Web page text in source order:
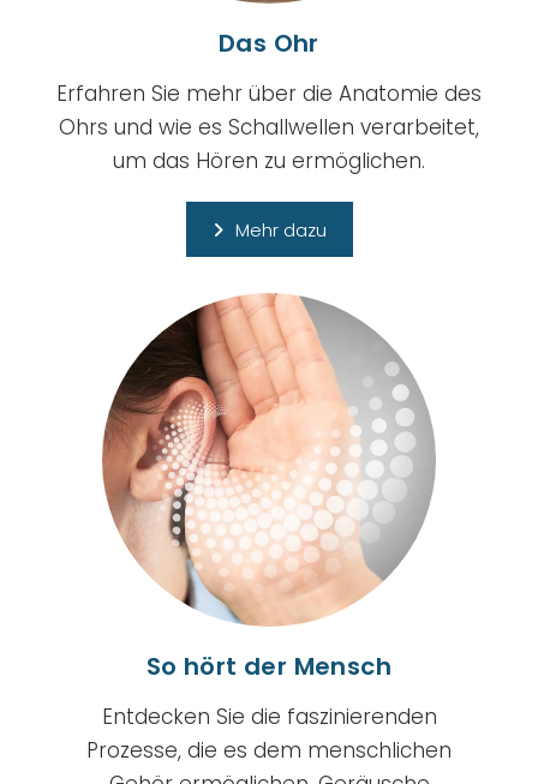
Das Ohr
Erfahren Sie mehr über die Anatomie des
Ohrs und wie es Schallwellen verarbeitet,
um das Hören zu ermöglichen.
Mehr dazu
So hört der Mensch
Entdecken Sie die faszinierenden
Prozesse, die es dem menschlichen